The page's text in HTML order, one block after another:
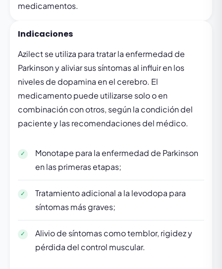
medicamentos.
Indicaciones
Azilect se utiliza para tratar la enfermedad de
Parkinson y aliviar sus síntomas al influir en los
niveles de dopamina en el cerebro. El
medicamento puede utilizarse solo o en
combinación con otros, según la condición del
paciente y las recomendaciones del médico.
Monotape para la enfermedad de Parkinson
en las primeras etapas;
Tratamiento adicional a la levodopa para
síntomas más graves;
Alivio de síntomas como temblor, rigidez y
pérdida del control muscular.